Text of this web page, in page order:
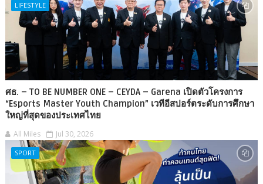
LIFESTYLE
ศธ. – TO BE NUMBER ONE – CEYDA – Garena เปิดตัวโครงการ
“Esports Master Youth Champion” เวทีอีสปอร์ตระดับการศึกษา
ใหญ่ที่สุดของประเทศไทย
All Miles Jul 30, 2026
SPORT